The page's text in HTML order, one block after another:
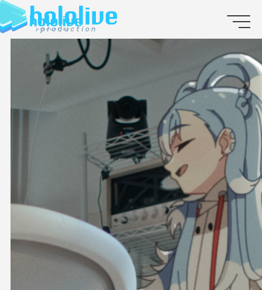
EN
JP
ABOUT
TALENT
NEWS
AUDITION
COLLABORATION
SUPPORT ADVERTISING
OFFICIAL SHOP